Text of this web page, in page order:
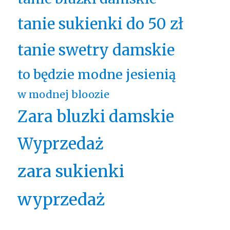
tanie sukienki do 50 zł
tanie swetry damskie
to będzie modne jesienią
w modnej bloozie
Zara bluzki damskie
Wyprzedaż
zara sukienki
wyprzedaż